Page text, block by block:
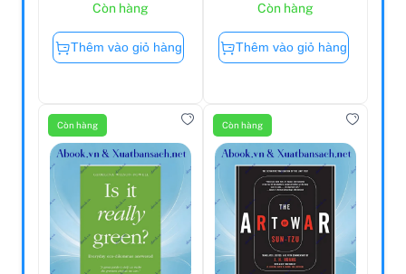
Còn hàng
Thêm vào giỏ hàng
Còn hàng
Thêm vào giỏ hàng
Còn hàng Còn hàng